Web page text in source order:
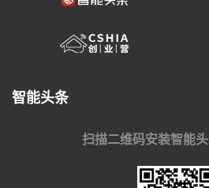
智能头条
扫描二维码安装智能